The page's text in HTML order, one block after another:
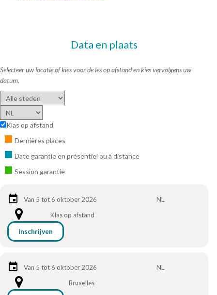
Data en plaats
Selecteer uw locatie of kies voor de les op afstand en kies vervolgens uw
datum.
Klas op afstand
Dernières places
Date garantie en présentiel ou à distance
Session garantie
Van 5 tot 6 oktober 2026
NL
Klas op afstand
Inschrijven
Van 5 tot 6 oktober 2026
NL
Bruxelles